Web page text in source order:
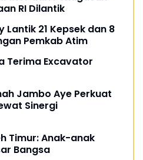
RI Dilantik
Lantik 21 Kepsek dan 8
Pemkab Atim
Terima Excavator
Jambo Aye Perkuat
Sinergi
Timur: Anak-anak
Bangsa